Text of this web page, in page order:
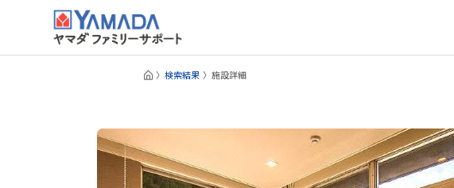
検索結果 施設詳細